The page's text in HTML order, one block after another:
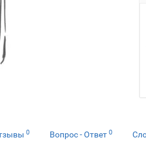
0 Вопрос - Ответ0